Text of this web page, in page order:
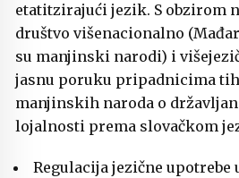
etatitzirajući jezik. S obzirom
društvo višenacionalno
su manjinski narodi) i
jasnu poruku pripadnicima
manjinskih naroda o
lojalnosti prema slovačkom
Regulacija jezične